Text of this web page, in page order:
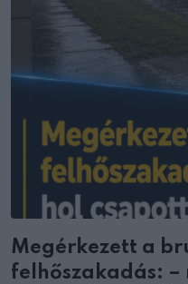
Megérkezett a
felhőszakadás: –